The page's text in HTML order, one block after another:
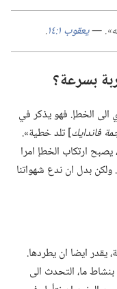
—‏يعقوب ١:‏١٤ ‏.‏
بسرعة؟‏
الى الخطإ.‏ فهو يذكر في
فاندايك‏] تلد خطية».‏
ارتكاب الخطإ امرا
ولكن بدل ان ندع شهواتنا
يقدر ايضا ان يطردها.‏
ما،‏ التحدث الى